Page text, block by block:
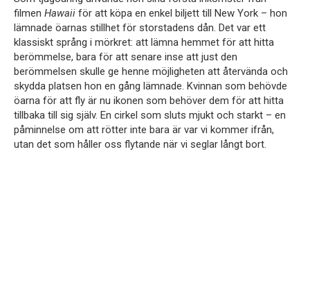
filmen Hawaii för att köpa en enkel biljett till New York – hon
lämnade öarnas stillhet för storstadens dån. Det var ett
klassiskt språng i mörkret: att lämna hemmet för att hitta
berömmelse, bara för att senare inse att just den
berömmelsen skulle ge henne möjligheten att återvända och
skydda platsen hon en gång lämnade. Kvinnan som behövde
öarna för att fly är nu ikonen som behöver dem för att hitta
tillbaka till sig själv. En cirkel som sluts mjukt och starkt – en
påminnelse om att rötter inte bara är var vi kommer ifrån,
utan det som håller oss flytande när vi seglar långt bort.